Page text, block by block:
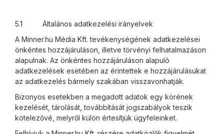
5.1 Általános adatkezelési irányelvek
A Minner.hu Média Kft. tevékenységének adatkezelései
önkéntes hozzájáruláson, illetve törvényi felhatalmazáson
alapulnak. Az önkéntes hozzájáruláson alapuló
adatkezelések esetében az érintettek e hozzájárulásukat
az adatkezelés bármely szakában visszavonhatják.
Bizonyos esetekben a megadott adatok egy körének
kezelését, tárolását, továbbítását jogszabályok teszik
kötelezővé, melyről külön értesítjük ügyfeleinket.